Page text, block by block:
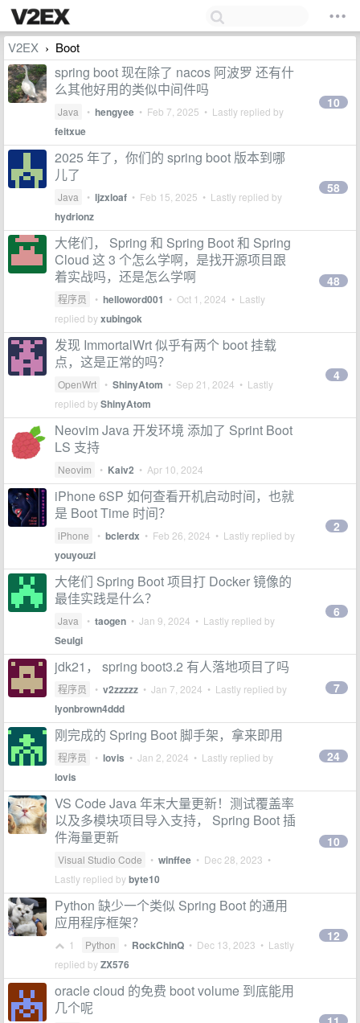
V2EX › Boot
spring boot 现在除了 nacos 阿波罗 还有什
么其他好用的类似中间件吗
Java • hengyee • Feb 7, 2025 • Lastly replied by
feitxue
10
2025 年了，你们的 spring boot 版本到哪
儿了
Java • ljzxloaf • Feb 15, 2025 • Lastly replied by
hydrionz
58
大佬们， Spring 和 Spring Boot 和 Spring
Cloud 这 3 个怎么学啊，是找开源项目跟
着实战吗，还是怎么学啊
程序员 • helloword001 • Oct 1, 2024 • Lastly
replied byxubingok
48
发现 ImmortalWrt 似乎有两个 boot 挂载
点，这是正常的吗？
OpenWrt • ShinyAtom • Sep 21, 2024 • Lastly
replied byShinyAtom
4
Neovim Java 开发环境 添加了 Sprint Boot
LS 支持
Neovim • Kaiv2 • Apr 10, 2024
iPhone 6SP 如何查看开机启动时间，也就
是 Boot Time 时间？
iPhone • bclerdx • Feb 26, 2024 • Lastly replied by
youyouzi
2
大佬们 Spring Boot 项目打 Docker 镜像的
最佳实践是什么？
Java • taogen • Jan 9, 2024 • Lastly replied by
Seulgi
6
jdk21， spring boot3.2 有人落地项目了吗
程序员 • v2zzzzz • Jan 7, 2024 • Lastly replied by
lyonbrown4ddd
7
刚完成的 Spring Boot 脚手架，拿来即用
程序员 • lovis • Jan 2, 2024 • Lastly replied by
lovis
24
VS Code Java 年末大量更新！测试覆盖率
以及多模块项目导入支持， Spring Boot 插
件海量更新
Visual Studio Code • winffee • Dec 28, 2023 •
Lastly replied bybyte10
10
Python 缺少一个类似 Spring Boot 的通用
应用程序框架？
1 Python • RockChinQ • Dec 13, 2023 • Lastly
replied byZX576
12
oracle cloud 的免费 boot volume 到底能用
几个呢